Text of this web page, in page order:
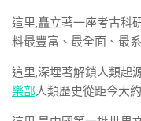
這里,矗立著一座考古科
料最豐富、最全面、最
這里,深埋著解鎖人類起
樂部人類歷史從距今大